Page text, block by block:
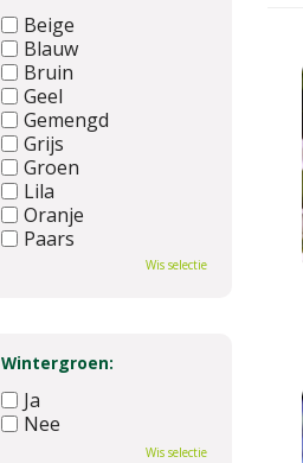
Beige
Blauw
Bruin
Geel
Gemengd
Grijs
Groen
Lila
Oranje
Paars
Wis selectie
Wintergroen:
Ja
Nee
Wis selectie